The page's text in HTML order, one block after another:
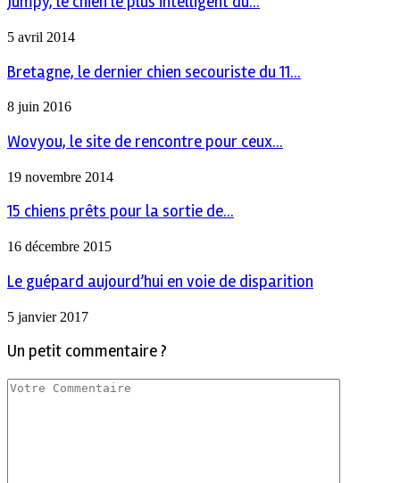
5 avril 2014
Bretagne, le dernier chien secouriste du 11...
8 juin 2016
Wovyou, le site de rencontre pour ceux...
19 novembre 2014
15 chiens prêts pour la sortie de...
16 décembre 2015
Le guépard aujourd’hui en voie de disparition
5 janvier 2017
Un petit commentaire ?